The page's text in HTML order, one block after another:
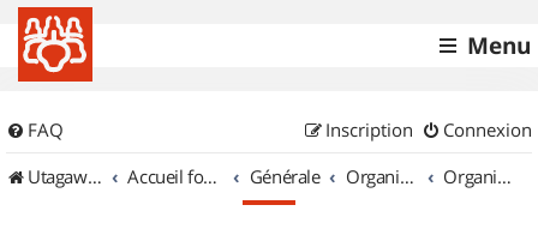
Menu
FAQ Connexion
Inscription
UtagawaVTT (Randos VTT et VTTAE avec traces GPS)
Accueil forum Générale Organisation de sorties & Recherche de partenaires Organisation de sorties en région Basse Normandie